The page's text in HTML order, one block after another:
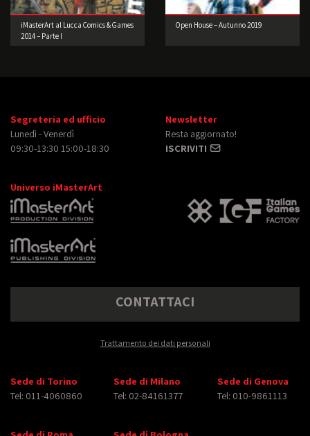
iMasterArt al Lucca Comics & Games
2014 – Parte I
Open House – Autunno 2019
Segreteria ed ufficio
Lunedì - Venerdì
09:30-13:30 15:00-18:30
Newsletter
Resta aggiornato!
ISCRIVITI
Universo iMasterArt
CONTATTACI
Trattamento dei dati personali
Sede di Torino
Tel: 011-4060860
Sede di Milano
Tel: 02-84161377
Sede di Genova
Tel: 010-9861113